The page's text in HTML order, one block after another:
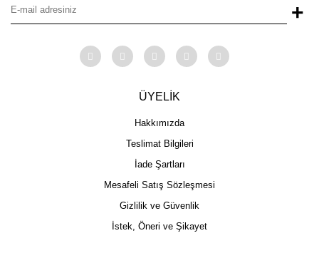
+
ÜYELİK
Hakkımızda
Teslimat Bilgileri
İade Şartları
Mesafeli Satış Sözleşmesi
Gizlilik ve Güvenlik
İstek, Öneri ve Şikayet